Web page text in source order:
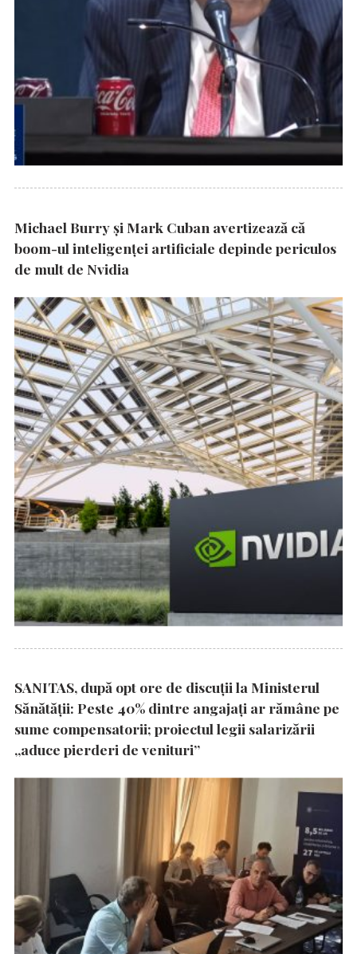
Michael Burry și Mark Cuban avertizează că
boom-ul inteligenței artificiale depinde periculos
de mult de Nvidia
SANITAS, după opt ore de discuții la Ministerul
Sănătății: Peste 40% dintre angajați ar rămâne pe
sume compensatorii; proiectul legii salarizării
„aduce pierderi de venituri”